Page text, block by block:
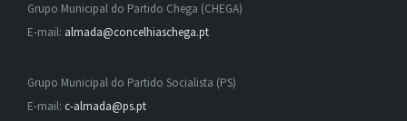
Grupo Municipal do Partido Chega (CHEGA)
E-mail: almada@concelhiaschega.pt
Grupo Municipal do Partido Socialista (PS)
E-mail: c-almada@ps.pt